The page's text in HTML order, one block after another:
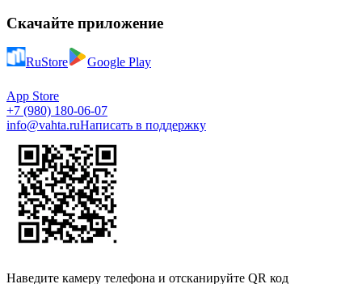
Скачайте приложение
RuStore Google Play
App Store
+7 (980) 180-06-07
info@vahta.ruНаписать в поддержку
Наведите камеру телефона и отсканируйте QR код